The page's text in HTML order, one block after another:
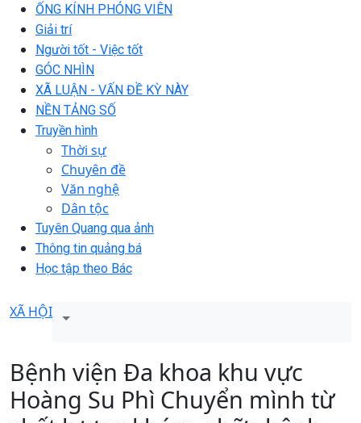
ỐNG KÍNH PHÓNG VIÊN
Giải trí
Người tốt - Việc tốt
GÓC NHÌN
XÃ LUẬN - VẤN ĐỀ KỲ NÀY
NỀN TẢNG SỐ
Truyền hình
Thời sự
Chuyên đề
Văn nghệ
Dân tộc
Tuyên Quang qua ảnh
Thông tin quảng bá
Học tập theo Bác
XÃ HỘI
Bệnh viện Đa khoa khu vực
Hoàng Su Phì Chuyển mình từ